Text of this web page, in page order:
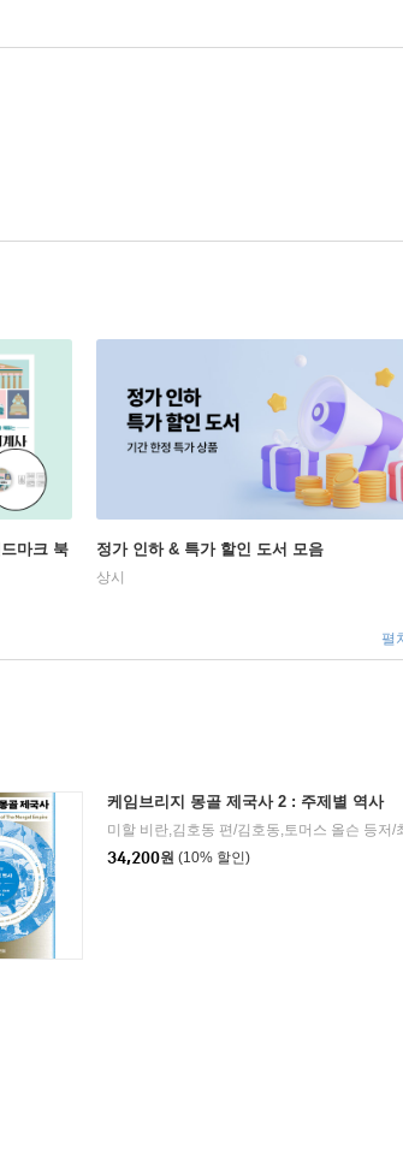
마크 북
정가 인하 & 특가 할인 도서 모음
상시
펼
| 2026년 04월 30일
케임브리지 몽골 제국사 2 : 주제별 역사
34,200원 (10% 할인)